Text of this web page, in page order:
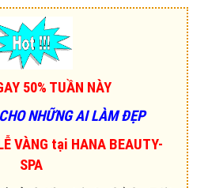
50% TUẦN NÀY
NHỮNG AI LÀM ĐẸP
VÀNG tại HANA BEAUTY-
SPA